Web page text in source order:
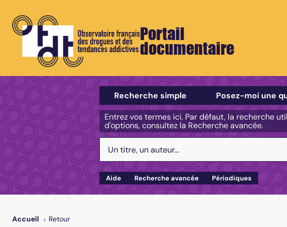
Portail
documentaire
Sélectionner un type de recherche
Recherche simple
Posez-moi une
Entrez vos termes ici. Par défaut, la recherche
d'options, consultez la Recherche avancée.
Aide Recherche avancée Périodiques
Accueil Retour